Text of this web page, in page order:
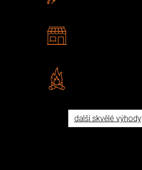
další skvělé výhody